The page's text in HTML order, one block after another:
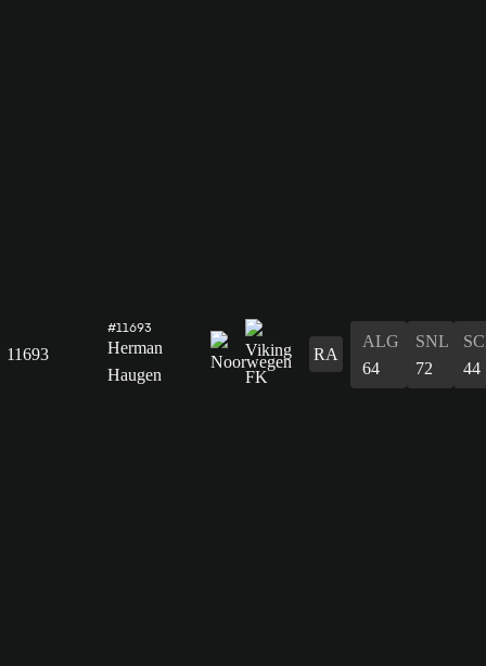
11693
#11693
Herman
Haugen
RA
ALG
64
SNL
72
44